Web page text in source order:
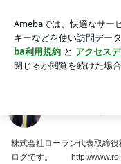
アプリをダウンロード
ょう。
株式会社ローラン代表取締
ログです。 http://